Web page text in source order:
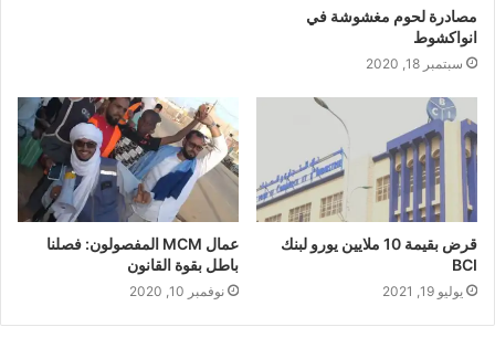
مصادرة لحوم مغشوشة في
انواكشوط
سبتمبر 18, 2020
قرض بقيمة 10 ملايين يورو لبنك
BCI
يوليو 19, 2021
عمال MCM المفصولون: فصلنا
باطل بقوة القانون
نوفمبر 10, 2020